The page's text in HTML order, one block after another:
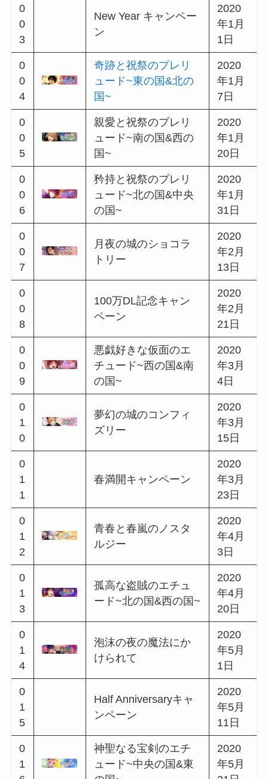
まほやくイベスト一覧｜開催順まとめ
イベント名
開始
日
0
0
1
ュード~西の国&東の
2019
年12
月10
日
0
0
2
正義と祝祭のプレリ
2019
年12
月20
日
0
0
3
2020
年1月
1日
0
0
4
奇跡と祝祭のプレリ
ュード~東の国&北の
国~
2020
年1月
7日
0
0
5
親愛と祝祭のプレリ
ュード~南の国&西の
国~
2020
年1月
20日